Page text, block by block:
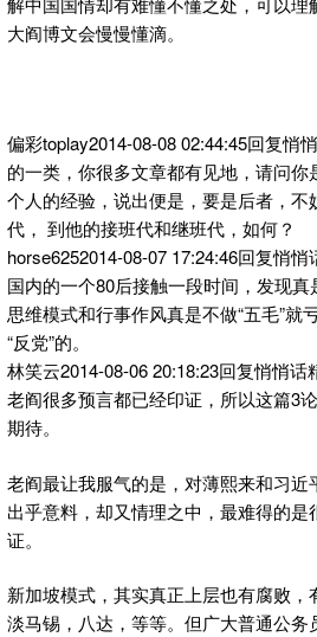
大阎博文会慢慢懂滴。
偏彩toplay2014-08-08 02:44:45回复悄
的一类，你很多文章都有见地，请问你
个人的经验，说出便是，要是后者，
代， 到他的接班代和继班代，如何？
horse6252014-08-07 17:24:46回复悄
国内的一个80后接触一段时间，发现真
思维模式和行事作风真是不做“五毛”就
“反党”的。
林笑云2014-08-06 20:18:23回复悄悄
老阎很多预言都已经印证，所以这篇3
期待。
老阎最让我服气的是，对薄熙来和习近
出乎意料，却又情理之中，最难得的
证。
新加坡模式，其实真正上层也有腐败，
淡马锡，八达，等等。但广大普通公